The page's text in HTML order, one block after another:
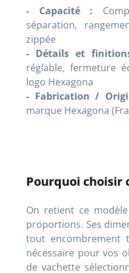
- Capacité :
séparation,
zippée
- Détails et
réglable, fermeture
logo Hexagona
- Fabrication /
marque Hexagona
Pourquoi choisir
On retient ce
proportions. Ses
tout encombrement
nécessaire pour vos
de vachette